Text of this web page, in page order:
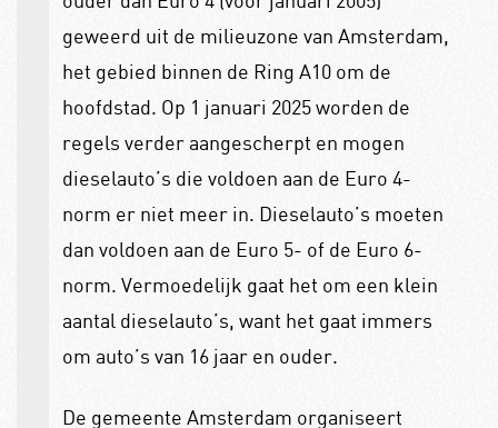
geweerd uit de milieuzone van Amsterdam,
het gebied binnen de Ring A10 om de
hoofdstad. Op 1 januari 2025 worden de
regels verder aangescherpt en mogen
dieselauto’s die voldoen aan de Euro 4-
norm er niet meer in. Dieselauto’s moeten
dan voldoen aan de Euro 5- of de Euro 6-
norm. Vermoedelijk gaat het om een klein
aantal dieselauto’s, want het gaat immers
om auto’s van 16 jaar en ouder.
De gemeente Amsterdam organiseert